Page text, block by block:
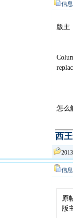
信息
版主
怎么
西
信息
原
版